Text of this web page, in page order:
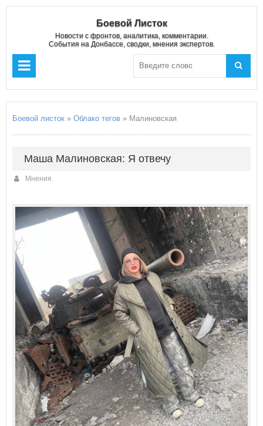
Боевой Листок
Новости с фронтов, аналитика, комментарии.
События на Донбассе, сводки, мнения экспертов.
Боевой листок » Облако тегов » Малиновская
Маша Малиновская: Я отвечу
Мнения